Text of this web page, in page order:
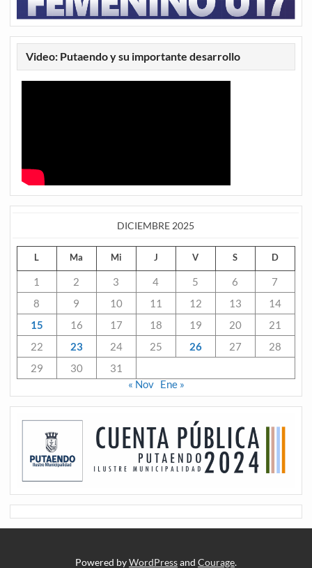
Video: Putaendo y su importante desarrollo
DICIEMBRE 2025
L Ma Mi J V S D
1 2 3 4 5 6
7
8
9 10 11 12 13
14
15
16 17 18 19 20
21
22
23 24 25 26 27
28
29
30
31
« Nov Ene »
Powered byWordPressand Courage.